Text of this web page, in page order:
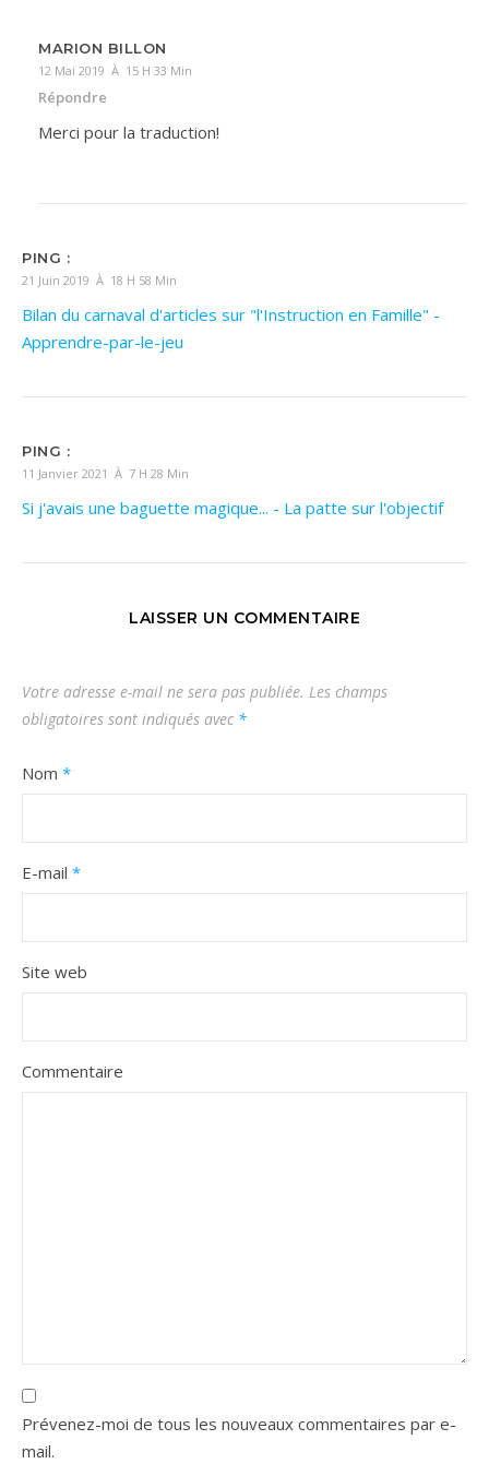
MARION BILLON
12 Mai 2019 À 15 H 33 Min
Répondre
Merci pour la traduction!
PING :
21 Juin 2019 À 18 H 58 Min
Bilan du carnaval d'articles sur "l'Instruction en Famille" -
Apprendre-par-le-jeu
PING :
11 Janvier 2021 À 7 H 28 Min
Si j'avais une baguette magique... - La patte sur l'objectif
LAISSER UN COMMENTAIRE
Votre adresse e-mail ne sera pas publiée. Les champs
obligatoires sont indiqués avec *
Nom *
E-mail *
Site web
Commentaire
Prévenez-moi de tous les nouveaux commentaires par e-
mail.